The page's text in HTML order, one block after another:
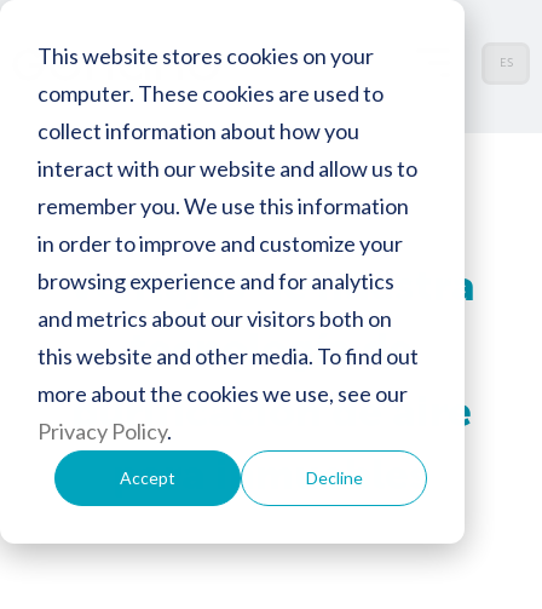
This website stores cookies on your
computer. These cookies are used to
collect information about how you
interact with our website and allow us to
remember you. We use this information
in order to improve and customize your
browsing experience and for analytics
and metrics about our visitors both on
this website and other media. To find out
more about the cookies we use, see our
Privacy Policy.
Accept Decline
ES
Ventajas de nuestra
tecnología de
purificación de aire
para inmuebles